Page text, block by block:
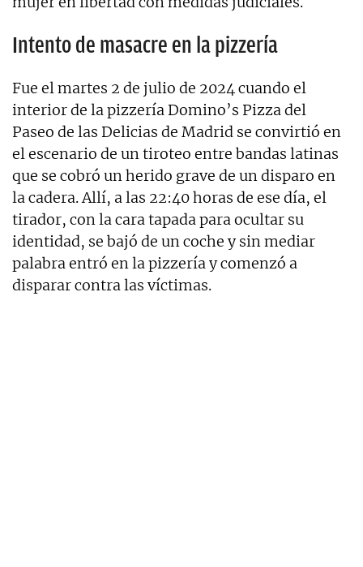
Intento de masacre en la pizzería
Fue el martes 2 de julio de 2024 cuando el
interior de la pizzería Domino’s Pizza del
Paseo de las Delicias de Madrid se convirtió en
el escenario de un tiroteo entre bandas latinas
que se cobró un herido grave de un disparo en
la cadera. Allí, a las 22:40 horas de ese día, el
tirador, con la cara tapada para ocultar su
identidad, se bajó de un coche y sin mediar
palabra entró en la pizzería y comenzó a
disparar contra las víctimas.